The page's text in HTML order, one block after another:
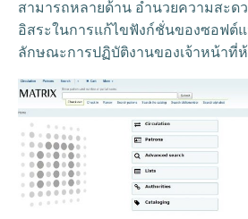
สามารถหลายด้าน อำนวยความสะด
อิสระในการแก้ไขฟังก์ชั่นของซอฟต์
ลักษณะการปฏิบัติงานของเจ้าหน้าที่